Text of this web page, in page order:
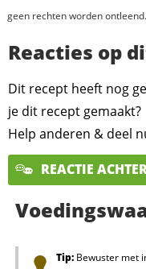
geen rechten worden ontleend.
Reacties op
Dit recept heeft nog
je dit recept gemaakt?
Help anderen & deel
REACTIE
Tip:Bewuster met